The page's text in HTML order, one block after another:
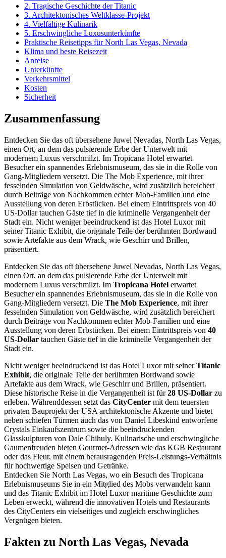
2. Tragische Geschichte der Titanic
3. Architektonisches Weltklasse-Projekt
4. Vielfältige Kulinarik
5. Erschwingliche Luxusunterkünfte
Praktische Reisetipps für North Las Vegas, Nevada
Klima und beste Reisezeit
Anreise
Unterkünfte
Verkehrsmittel
Kosten
Sicherheit
Zusammenfassung
Entdecken Sie das oft übersehene Juwel Nevadas, North Las Vegas,
einen Ort, an dem das pulsierende Erbe der Unterwelt mit
modernem Luxus verschmilzt. Im Tropicana Hotel erwartet
Besucher ein spannendes Erlebnismuseum, das sie in die Rolle von
Gang-Mitgliedern versetzt. Die The Mob Experience, mit ihrer
fesselnden Simulation von Geldwäsche, wird zusätzlich bereichert
durch Beiträge von Nachkommen echter Mob-Familien und eine
Ausstellung von deren Erbstücken. Bei einem Eintrittspreis von 40
US-Dollar tauchen Gäste tief in die kriminelle Vergangenheit der
Stadt ein. Nicht weniger beeindruckend ist das Hotel Luxor mit
seiner Titanic Exhibit, die originale Teile der berühmten Bordwand
sowie Artefakte aus dem Wrack, wie Geschirr und Brillen,
präsentiert.
Entdecken Sie das oft übersehene Juwel Nevadas, North Las Vegas,
einen Ort, an dem das pulsierende Erbe der Unterwelt mit
modernem Luxus verschmilzt. Im Tropicana Hotel erwartet
Besucher ein spannendes Erlebnismuseum, das sie in die Rolle von
Gang-Mitgliedern versetzt. Die The Mob Experience, mit ihrer
fesselnden Simulation von Geldwäsche, wird zusätzlich bereichert
durch Beiträge von Nachkommen echter Mob-Familien und eine
Ausstellung von deren Erbstücken. Bei einem Eintrittspreis von 40
US-Dollar tauchen Gäste tief in die kriminelle Vergangenheit der
Stadt ein.
Nicht weniger beeindruckend ist das Hotel Luxor mit seinerTitanic
Exhibit, die originale Teile der berühmten Bordwand sowie
Artefakte aus dem Wrack, wie Geschirr und Brillen, präsentiert.
Diese historische Reise in die Vergangenheit ist für28 US-Dollar zu
erleben. Währenddessen setzt das CityCenter mit dem teuersten
privaten Bauprojekt der USA architektonische Akzente und bietet
neben schiefen Türmen auch das von Daniel Libeskind entworfene
Crystals Einkaufszentrum sowie die beeindruckenden
Glasskulpturen von Dale Chihuly. Kulinarische und erschwingliche
Gaumenfreuden bieten Gourmet-Adressen wie das KGB Restaurant
oder das Fleur, mit einem herausragenden Preis-Leistungs-Verhältnis
für hochwertige Speisen und Getränke.
Entdecken Sie North Las Vegas, wo ein Besuch des Tropicana
Erlebnismuseums Sie in ein Mitglied des Mobs verwandeln kann
und das Titanic Exhibit im Hotel Luxor maritime Geschichte zum
Leben erweckt, während die innovativen Hotels und Restaurants
des CityCenters ein vielseitiges und zugleich erschwingliches
Vergnügen bieten.
Fakten zu North Las Vegas, Nevada